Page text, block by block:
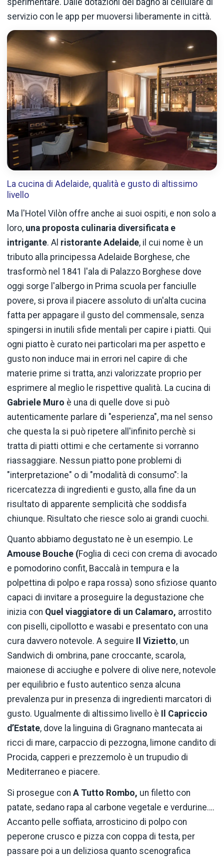
servizio con le app per muoversi liberamente in città.
La cucina di Adelaide, qualità e gusto di altissimo
livello
Ma l'Hotel Vilòn offre anche ai suoi ospiti, e non solo a
loro, una proposta culinaria diversificata e
intrigante. Al ristorante Adelaide, il cui nome è un
tributo alla principessa Adelaide Borghese, che
trasformò nel 1841 l'ala di Palazzo Borghese dove
oggi sorge l'albergo in Prima scuola per fanciulle
povere, si prova il piacere assoluto di un'alta cucina
fatta per appagare il gusto del commensale, senza
spingersi in inutili sfide mentali per capire i piatti. Qui
ogni piatto è curato nei particolari ma per aspetto e
gusto non induce mai in errori nel capire di che
materie prime si tratta, anzi valorizzate proprio per
esprimere al meglio le rispettive qualità. La cucina di
Gabriele Muro è una di quelle dove si può
autenticamente parlare di "esperienza", ma nel senso
che questa la si può ripetere all'infinito perchè si
tratta di piatti ottimi e che certamente si vorranno
riassaggiare. Nessun piatto pone problemi di
"interpretazione" o di "modalità di consumo": la
ricercatezza di ingredienti e gusto, alla fine da un
risultato di apparente semplicità che soddisfa
chiunque. Risultato che riesce solo ai grandi cuochi.
Quanto abbiamo degustato ne è un esempio. Le
Amouse Bouche (Foglia di ceci con crema di avocado
e pomodorino confit, Baccalà in tempura e la
polpettina di polpo e rapa rossa) sono sfiziose quanto
capaci di invitare a proseguire la degustazione che
inizia con Quel viaggiatore di un Calamaro, arrostito
con piselli, cipollotto e wasabi e presentato con una
cura davvero notevole. A seguire
Il Vizietto, un
Sandwich di ombrina, pane croccante, scarola,
maionese di acciughe e polvere di olive nere, notevole
per equilibrio e fusto autentico senza alcuna
prevalenza pur in presenza di ingredienti marcatori di
gusto. Ugualmente di altissimo livello è
Il Capriccio
d’Estate, dove la linguina di Gragnano mantecata ai
ricci di mare, carpaccio di pezzogna, limone candito di
Procida, capperi e prezzemolo è un trupudio di
Mediterraneo e piacere.
Si prosegue con A Tutto Rombo, un filetto con
patate, sedano rapa al carbone vegetale e verdurine….
Accanto pelle soffiata, arrosticino di polpo con
peperone crusco e pizza con coppa di testa, per
passare poi a un deliziosa quanto scenografica